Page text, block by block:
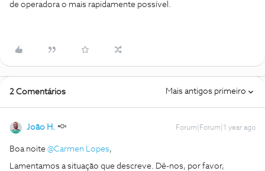
de operadora o mais rapidamente possível.
2 Comentários Mais antigos primeiro
João H. Forum|Forum|1 year ago
Boa noite @Carmen Lopes,
Lamentamos a situação que descreve. Dê-nos, por favor,